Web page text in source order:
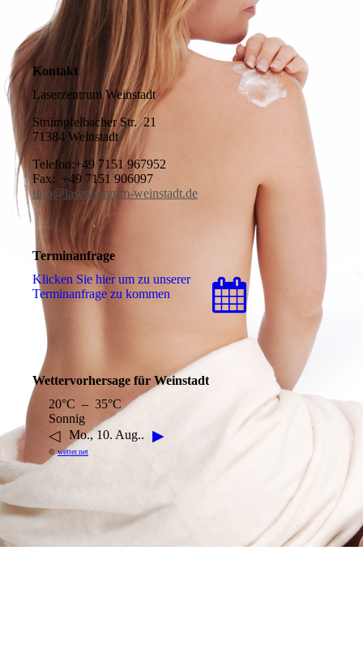
Kontakt
Laserzentrum Weinstadt
Strümpfelbacher Str. 21
71384 Weinstadt
Telefon:+49 7151 967952
Fax: +49 7151 906097
info@laserzentrum-weinstadt.de
Terminanfrage
Klicken Sie hier um zu unserer
Terminanfrage zu kommen
Wettervorhersage für Weinstadt
20°C – 35°C
Sonnig
◁ Mo., 10. Aug.. ▶
©wetter.net